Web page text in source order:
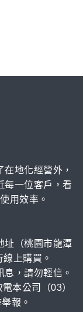
在地化經營外，
每一位客戶，看
用效率。
址（桃園市龍潭
上購買。
，請勿輕信。
本公司（03）
報。